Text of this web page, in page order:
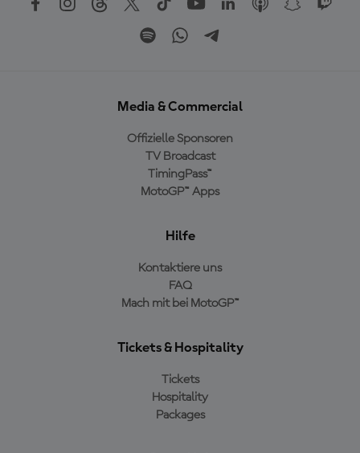
Media & Commercial
Offizielle Sponsoren
TV Broadcast
TimingPass™
MotoGP™ Apps
Hilfe
Kontaktiere uns
FAQ
Mach mit bei MotoGP™
Tickets & Hospitality
Tickets
Hospitality
Packages